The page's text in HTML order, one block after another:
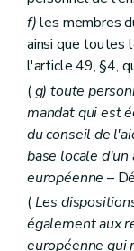
f)les membres
ainsi que toutes
l'article 49, §4,
(g) toute
mandat qui est
du conseil de
base locale
européenne –
(Les
également aux
européenne qui